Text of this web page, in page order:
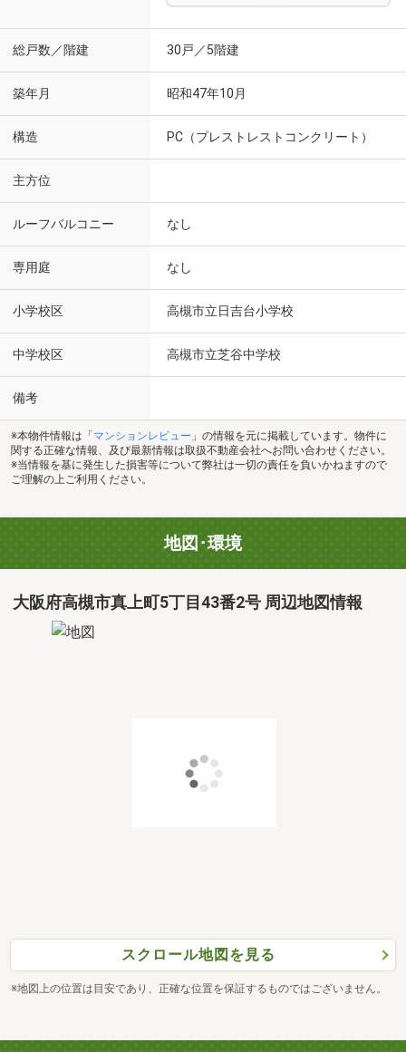
総戸数／階建 30戸／5階建
築年月 昭和47年10月
構造 PC（プレストレストコンクリート）
主方位
ルーフバルコニー なし
専用庭 なし
小学校区 高槻市立日吉台小学校
中学校区 高槻市立芝谷中学校
備考
※本物件情報は「 マンションレビュー 」の情報を元に掲載しています。物件に
関する正確な情報、及び最新情報は取扱不動産会社へお問い合わせください。
※当情報を基に発生した損害等について弊社は一切の責任を負いかねますので
ご理解の上ご利用ください。
地図･環境
大阪府高槻市真上町5丁目43番2号 周辺地図情報
スクロール地図を見る
※地図上の位置は目安であり、正確な位置を保証するものではございません。